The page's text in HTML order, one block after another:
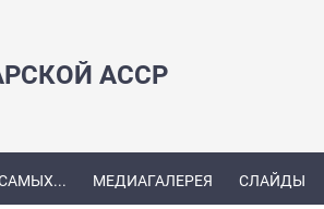
АССР
МЕДИАГАЛЕРЕЯ СЛАЙДЫ